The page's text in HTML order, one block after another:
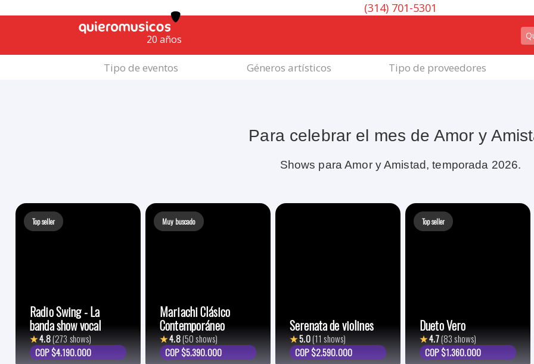
(314) 701-5301
20 años
Tipo de eventos Géneros artísticos Tipo de proveedores
Para celebrar el mes de Amor y
Shows para Amor y Amistad, temporada 2026.
Top seller
Radio Swing - La
banda show vocal
★4.8(273 shows)
COP $4.190.000
Muy buscado
Mariachi Clásico
Contemporáneo
★4.8(50 shows)
COP $5.390.000
Serenata de violines
★5.0(11 shows)
COP $2.590.000
Top seller
Dueto Vero
★4.7(83 shows)
COP $1.360.000